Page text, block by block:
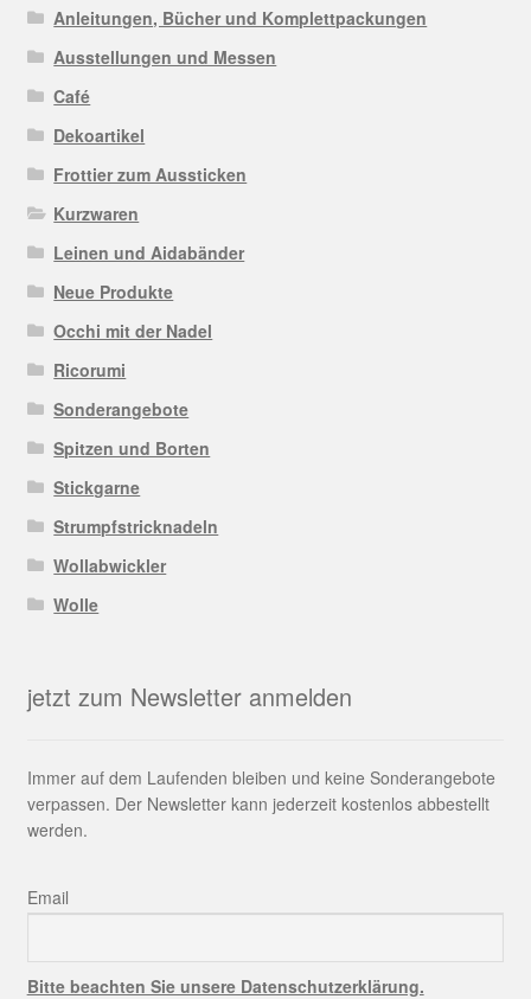
Anleitungen, Bücher und Komplettpackungen
Ausstellungen und Messen
Café
Dekoartikel
Frottier zum Aussticken
Kurzwaren
Leinen und Aidabänder
Neue Produkte
Occhi mit der Nadel
Ricorumi
Sonderangebote
Spitzen und Borten
Stickgarne
Strumpfstricknadeln
Wollabwickler
Wolle
jetzt zum Newsletter anmelden
Immer auf dem Laufenden bleiben und keine Sonderangebote
verpassen. Der Newsletter kann jederzeit kostenlos abbestellt
werden.
Email
Bitte beachten Sie unsere Datenschutzerklärung.